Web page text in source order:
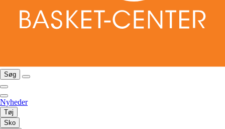
Søg
Nyheder
Tøj
Sko